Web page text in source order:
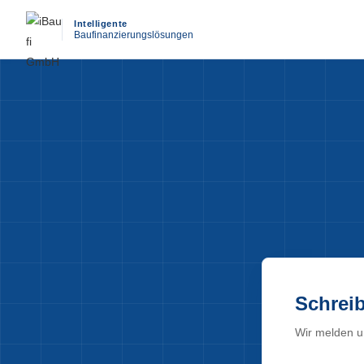
Intelligente
Baufinanzierungslösungen
Wir melden